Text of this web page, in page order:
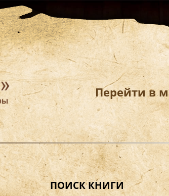
Перейти в
ПОИСК КНИГИ